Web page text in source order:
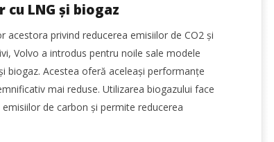
LNG și biogaz
privind reducerea emisiilor de CO2 și
Volvo a introdus pentru noile sale modele
biogaz. Acestea oferă aceleași performanțe
mai reduse. Utilizarea biogazului face
de carbon și permite reducerea